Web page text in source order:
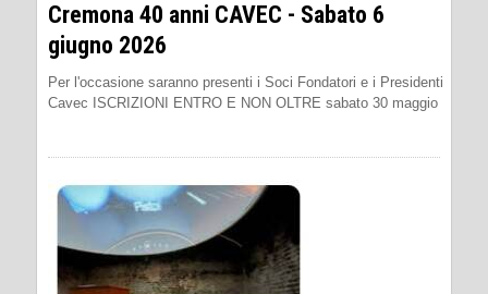
Cremona 40 anni CAVEC - Sabato 6
giugno 2026
Per l'occasione saranno presenti i Soci Fondatori e i Presidenti
Cavec ISCRIZIONI ENTRO E NON OLTRE sabato 30 maggio